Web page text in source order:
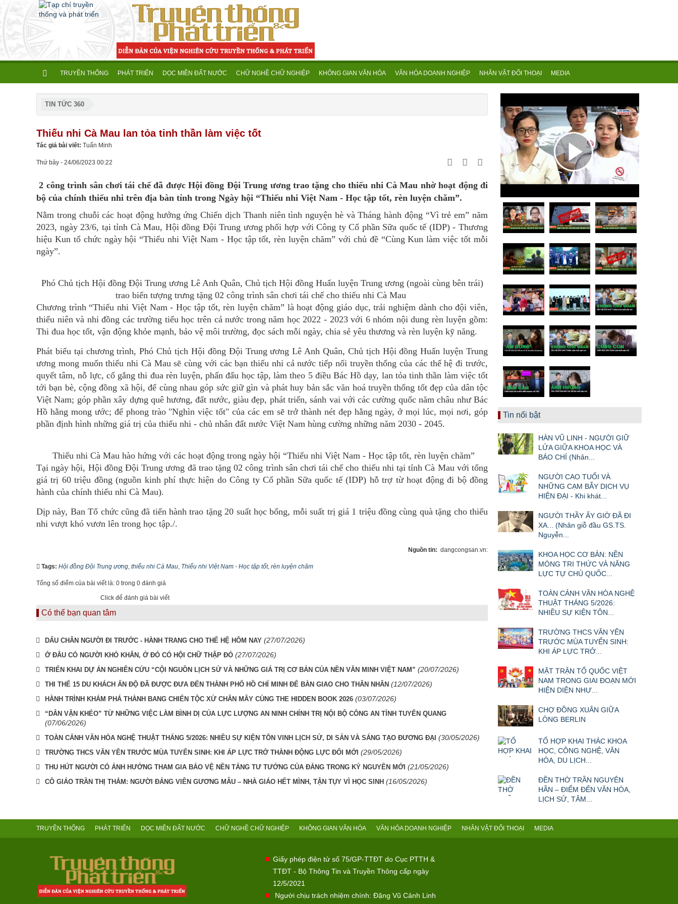
TRUYỀN THỐNG PHÁT TRIỂN DỌC MIỀN ĐẤT NƯỚC CHỮ NGHỀ CHỮ NGHIỆP KHÔNG GIAN VĂN HÓA VĂN HÓA DOANH NGHIỆP NHÂN VẬT ĐỐI THOẠI MEDIA
TIN TỨC 360
Thiếu nhi Cà Mau lan tỏa tinh thần làm việc tốt
Tác giả bài viết: Tuấn Minh
Thứ bảy - 24/06/2023 00:22
2 công trình sân chơi tái chế đã được Hội đồng Đội Trung ương trao tặng cho thiếu nhi Cà Mau nhờ hoạt động đi
bộ của chính thiếu nhi trên địa bàn tỉnh trong Ngày hội “Thiếu nhi Việt Nam - Học tập tốt, rèn luyện chăm”.
Nằm trong chuỗi các hoạt động hưởng ứng Chiến dịch Thanh niên tình nguyện hè và Tháng hành động “Vì trẻ em” năm
2023, ngày 23/6, tại tỉnh Cà Mau, Hội đồng Đội Trung ương phối hợp với Công ty Cổ phần Sữa quốc tế (IDP) - Thương
hiệu Kun tổ chức ngày hội “Thiếu nhi Việt Nam - Học tập tốt, rèn luyện chăm” với chủ đề “Cùng Kun làm việc tốt mỗi
ngày”.
Phó Chủ tịch Hội đồng Đội Trung ương Lê Anh Quân, Chủ tịch Hội đồng Huấn luyện Trung ương (ngoài cùng bên trái)
trao biển tượng trưng tặng 02 công trình sân chơi tái chế cho thiếu nhi Cà Mau
Chương trình “Thiếu nhi Việt Nam - Học tập tốt, rèn luyện chăm” là hoạt động giáo dục, trải nghiệm dành cho đội viên,
thiếu niên và nhi đồng các trường tiểu học trên cả nước trong năm học 2022 - 2023 với 6 nhóm nội dung rèn luyện gồm:
Thi đua học tốt, vận động khỏe mạnh, bảo vệ môi trường, đọc sách mỗi ngày, chia sẻ yêu thương và rèn luyện kỹ năng.
Phát biểu tại chương trình, Phó Chủ tịch Hội đồng Đội Trung ương Lê Anh Quân, Chủ tịch Hội đồng Huấn luyện Trung
ương mong muốn thiếu nhi Cà Mau sẽ cùng với các bạn thiếu nhi cả nước tiếp nối truyền thống của các thế hệ đi trước,
quyết tâm, nỗ lực, cố gắng thi đua rèn luyện, phấn đấu học tập, làm theo 5 điều Bác Hồ dạy, lan tỏa tinh thần làm việc tốt
tới bạn bè, cộng đồng xã hội, để cùng nhau góp sức giữ gìn và phát huy bản sắc văn hoá truyền thống tốt đẹp của dân tộc
Việt Nam; góp phần xây dựng quê hương, đất nước, giàu đẹp, phát triển, sánh vai với các cường quốc năm châu như Bác
Hồ hằng mong ước; để phong trào "Nghìn việc tốt" của các em sẽ trở thành nét đẹp hằng ngày, ở mọi lúc, mọi nơi, góp
phần định hình những giá trị của thiếu nhi - chủ nhân đất nước Việt Nam hùng cường những năm 2030 - 2045.
Thiếu nhi Cà Mau hào hứng với các hoạt động trong ngày hội “Thiếu nhi Việt Nam - Học tập tốt, rèn luyện chăm”
Tại ngày hội, Hội đồng Đội Trung ương đã trao tặng 02 công trình sân chơi tái chế cho thiếu nhi tại tỉnh Cà Mau với tổng
giá trị 60 triệu đồng (nguồn kinh phí thực hiện do Công ty Cổ phần Sữa quốc tế (IDP) hỗ trợ từ hoạt động đi bộ đồng
hành của chính thiếu nhi Cà Mau).
Dịp này, Ban Tổ chức cũng đã tiến hành trao tặng 20 suất học bổng, mỗi suất trị giá 1 triệu đồng cùng quà tặng cho thiếu
nhi vượt khó vươn lên trong học tập./.
Nguồn tin: dangcongsan.vn:
Tags: Hội đồng Đội Trung ương, thiếu nhi Cà Mau, Thiếu nhi Việt Nam - Học tập tốt, rèn luyện chăm
Tổng số điểm của bài viết là: 0 trong 0 đánh giá
Click để đánh giá bài viết
Có thể bạn quan tâm
DẤU CHÂN NGƯỜI ĐI TRƯỚC - HÀNH TRANG CHO THẾ HỆ HÔM NAY (27/07/2026)
Ở ĐÂU CÓ NGƯỜI KHÓ KHĂN, Ở ĐÓ CÓ HỘI CHỮ THẬP ĐỎ (27/07/2026)
TRIỂN KHAI DỰ ÁN NGHIÊN CỨU “CỘI NGUỒN LỊCH SỬ VÀ NHỮNG GIÁ TRỊ CƠ BẢN CỦA NỀN VĂN MINH VIỆT NAM” (20/07/2026)
THI THỂ 15 DU KHÁCH ẤN ĐỘ ĐÃ ĐƯỢC ĐƯA ĐẾN THÀNH PHỐ HỒ CHÍ MINH ĐỂ BÀN GIAO CHO THÂN NHÂN (12/07/2026)
HÀNH TRÌNH KHÁM PHÁ THÀNH BANG CHIẾN TỘC XỨ CHÂN MÂY CÙNG THE HIDDEN BOOK 2026 (03/07/2026)
“DÂN VẬN KHÉO” TỪ NHỮNG VIỆC LÀM BÌNH DỊ CỦA LỰC LƯỢNG AN NINH CHÍNH TRỊ NỘI BỘ CÔNG AN TỈNH TUYÊN QUANG
(07/06/2026)
TOÀN CẢNH VĂN HÓA NGHỆ THUẬT THÁNG 5/2026: NHIỀU SỰ KIỆN TÔN VINH LỊCH SỬ, DI SẢN VÀ SÁNG TẠO ĐƯƠNG ĐẠI (30/05/2026)
TRƯỜNG THCS VĂN YÊN TRƯỚC MÙA TUYỂN SINH: KHI ÁP LỰC TRỞ THÀNH ĐỘNG LỰC ĐỔI MỚI (29/05/2026)
THU HÚT NGƯỜI CÓ ẢNH HƯỞNG THAM GIA BẢO VỆ NỀN TẢNG TƯ TƯỞNG CỦA ĐẢNG TRONG KỶ NGUYÊN MỚI (21/05/2026)
CÔ GIÁO TRẦN THỊ THẮM: NGƯỜI ĐẢNG VIÊN GƯƠNG MẪU – NHÀ GIÁO HẾT MÌNH, TẬN TỤY VÌ HỌC SINH (16/05/2026)
Tin nổi bật
HÀN VŨ LINH - NGƯỜI GIỮ
LỬA GIỮA KHOA HỌC VÀ
BÁO CHÍ (Nhân...
NGƯỜI CAO TUỔI VÀ
NHỮNG CẠM BẪY DỊCH VỤ
HIỆN ĐẠI - Khi khát...
NGƯỜI THẦY ẤY GIỜ ĐÃ ĐI
XA... (Nhân giỗ đầu GS.TS.
Nguyễn...
KHOA HỌC CƠ BẢN: NỀN
MÓNG TRI THỨC VÀ NĂNG
LỰC TỰ CHỦ QUỐC...
TOÀN CẢNH VĂN HÓA NGHỆ
THUẬT THÁNG 5/2026:
NHIỀU SỰ KIỆN TÔN...
TRƯỜNG THCS VĂN YÊN
TRƯỚC MÙA TUYỂN SINH:
KHI ÁP LỰC TRỞ...
MẶT TRẬN TỔ QUỐC VIỆT
NAM TRONG GIAI ĐOẠN MỚI
HIỆN DIỆN NHƯ...
CHỢ ĐỒNG XUÂN GIỮA
LÒNG BERLIN
TỔ HỢP KHAI THÁC KHOA
HỌC, CÔNG NGHỆ, VĂN
HÓA, DU LỊCH...
ĐỀN THỜ TRẦN NGUYÊN
HÃN – ĐIỂM ĐẾN VĂN HÓA,
LỊCH SỬ, TÂM...
TRUYỀN THỐNG PHÁT TRIỂN DỌC MIỀN ĐẤT NƯỚC CHỮ NGHỀ CHỮ NGHIỆP KHÔNG GIAN VĂN HÓA VĂN HÓA DOANH NGHIỆP NHÂN VẬT ĐỐI THOẠI MEDIA
Giấy phép điện tử số 75/GP-TTĐT do Cục PTTH &
TTĐT - Bộ Thông Tin và Truyền Thông cấp ngày
12/5/2021
Người chịu trách nhiệm chính: Đặng Vũ Cảnh Linh